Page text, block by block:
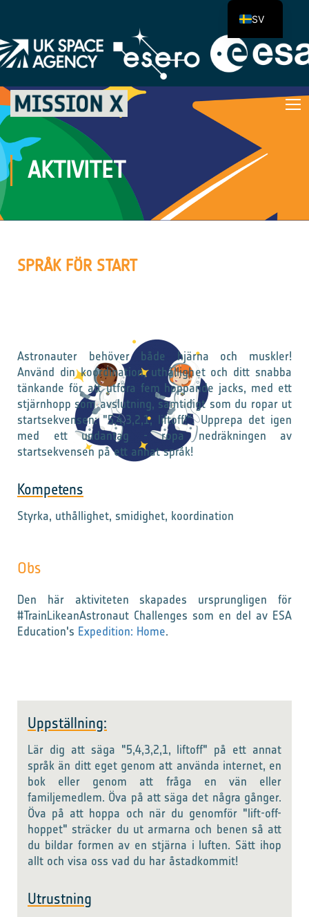
AKTIVITET
SPRÅK FÖR START
Astronauter behöver både hjärna och muskler!
Använd din koordination, uthållighet och ditt snabba
tänkande för att utföra fem hoppande jacks, med ett
stjärnhopp som avslutning, samtidigt som du ropar ut
startsekvensen: "5,4,3,2,1, liftoff!". Upprepa det igen
med ett undantag - ropa nedräkningen av
startsekvensen på ett annat språk!
Kompetens
Styrka, uthållighet, smidighet, koordination
Obs
Den här aktiviteten skapades ursprungligen för
#TrainLikeanAstronaut Challenges som en del av ESA
Education's Expedition: Home.
Uppställning:
Lär dig att säga "5,4,3,2,1, liftoff" på ett annat
språk än ditt eget genom att använda internet, en
bok eller genom att fråga en vän eller
familjemedlem. Öva på att säga det några gånger.
Öva på att hoppa och när du genomför "lift-off-
hoppet" sträcker du ut armarna och benen så att
du bildar formen av en stjärna i luften. Sätt ihop
allt och visa oss vad du har åstadkommit!
Utrustning
SV